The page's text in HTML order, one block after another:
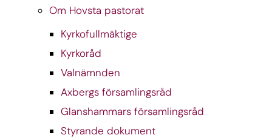
Om Hovsta pastorat
Kyrkofullmäktige
Kyrkoråd
Valnämnden
Axbergs församlingsråd
Glanshammars församlingsråd
Styrande dokument